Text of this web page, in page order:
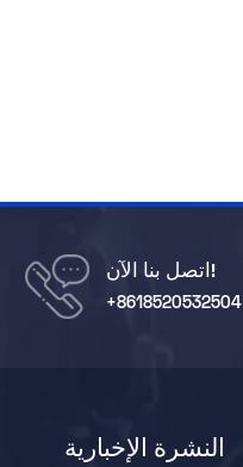
اتصل بنا الآن!
+8618520532504
النشرة الإخبارية